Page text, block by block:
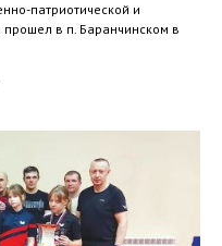
патриотической и
прошел в п. Баранчинском в